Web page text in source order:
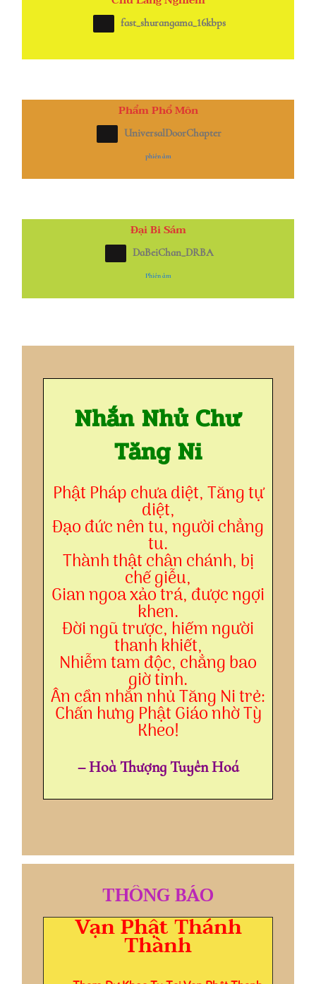
fast_shurangama_16kbps
Phẩm Phổ Môn
UniversalDoorChapter
phiên âm
Đại Bi Sám
DaBeiChan_DRBA
Phiên âm
Nhắn Nhủ Chư
Tăng Ni
Phật Pháp chưa diệt, Tăng tự
diệt,
Đạo đức nên tu, người chẳng
tu.
Thành thật chân chánh, bị
chế giễu,
Gian ngoa xảo trá, được ngợi
khen.
Đời ngũ trược, hiếm người
thanh khiết,
Nhiễm tam độc, chẳng bao
giờ tỉnh.
Ân cần nhắn nhủ Tăng Ni trẻ:
Chấn hưng Phật Giáo nhờ Tỳ
Kheo!
– Hoà Thượng Tuyên Hoá
THÔNG BÁO
Vạn Phật Thánh
Thành